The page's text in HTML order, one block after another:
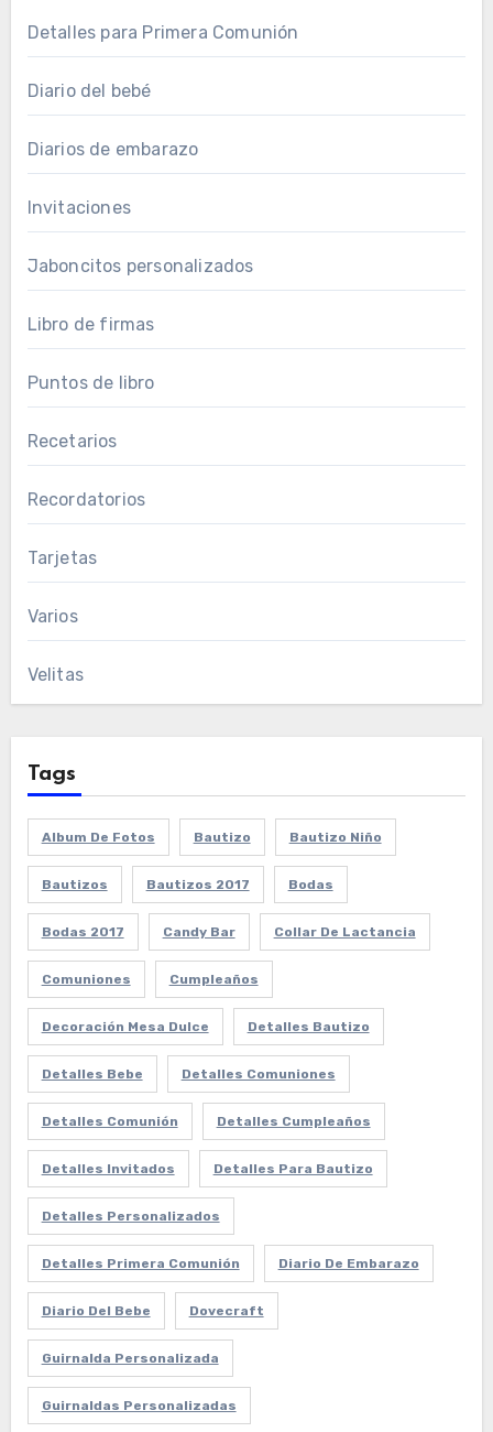
Detalles para Primera Comunión
Diario del bebé
Diarios de embarazo
Invitaciones
Jaboncitos personalizados
Libro de firmas
Puntos de libro
Recetarios
Recordatorios
Tarjetas
Varios
Velitas
Tags
Album De Fotos Bautizo Bautizo Niño
Bautizos Bautizos 2017 Bodas
Bodas 2017 Candy Bar Collar De Lactancia
Comuniones Cumpleaños
Decoración Mesa Dulce Detalles Bautizo
Detalles Bebe Detalles Comuniones
Detalles Comunión Detalles Cumpleaños
Detalles Invitados Detalles Para Bautizo
Detalles Personalizados
Detalles Primera Comunión Diario De Embarazo
Diario Del Bebe Dovecraft
Guirnalda Personalizada
Guirnaldas Personalizadas